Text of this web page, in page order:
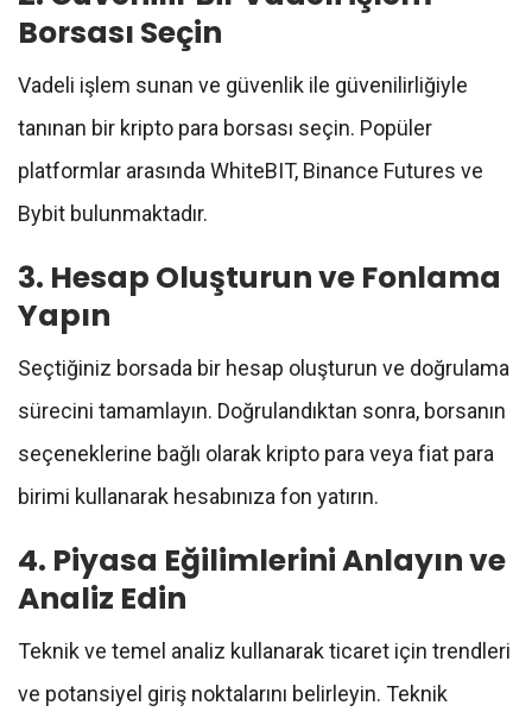
Borsası Seçin
Vadeli işlem sunan ve güvenlik ile güvenilirliğiyle
tanınan bir kripto para borsası seçin. Popüler
platformlar arasında WhiteBIT, Binance Futures ve
Bybit bulunmaktadır.
3. Hesap Oluşturun ve Fonlama
Yapın
Seçtiğiniz borsada bir hesap oluşturun ve doğrulama
sürecini tamamlayın. Doğrulandıktan sonra, borsanın
seçeneklerine bağlı olarak kripto para veya fiat para
birimi kullanarak hesabınıza fon yatırın.
4. Piyasa Eğilimlerini Anlayın ve
Analiz Edin
Teknik ve temel analiz kullanarak ticaret için trendleri
ve potansiyel giriş noktalarını belirleyin. Teknik